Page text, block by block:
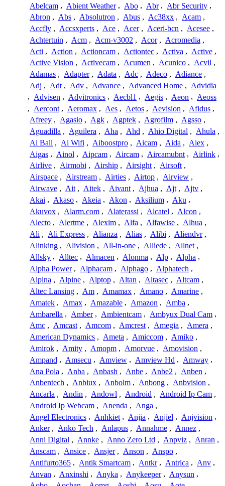
Abelcam , Abient Weather , Abo , Abr , Abr Security ,
Abron , Abs , Absolutron , Abus , Ac38xx , Acam ,
Accfly , Accsxperts , Ace , Acer , Aceri-bcn , Acesee ,
Achtertuin , Acm , Acm-v3002 , Acor , Acromedia ,
Acti , Action , Actioncam , Actiontec , Activa , Active ,
Active Vision , Activecam , Acumen , Acunico , Acvil ,
Adamas , Adapter , Adata , Adc , Adeco , Adiance ,
Adj , Adt , Adv , Advance , Advanced Home , Advidia
, Advisen , Advitronics , Aecbl1 , Aegis , Aeon , Aeoss
, Aercont , Aeromax , Aes , Aetos , Aevision , Afidus ,
Afreey , Agasio , Agk , Agptek , Agrofilm , Agsso ,
Aguadilla , Aguilera , Aha , Ahd , Ahio Digital , Ahula ,
Ai Ball , Ai Wifi , Aiboostpro , Aicam , Aida , Aiex ,
Aigas , Ainol , Aipcam , Aircam , Aircamubnt , Airlink ,
Airlive , Airmobi , Airship , Airsight , Airsoft ,
Airspace , Airstream , Airties , Airtop , Airview ,
Airwave , Ait , Aitek , Aivant , Ajhua , Ajt , Ajtv ,
Akai , Akaso , Akeia , Akon , Aksilium , Aku ,
Akuvox , Alarm.com , Alaterassi , Alcatel , Alcon ,
Alecto , Alertme , Alexim , Alfa , Alfawise , Alhua ,
Ali , Ali Express , Alianza , Alias , Alibi , Aliendvr ,
Alinking , Alivision , All-in-one , Alliede , Allnet ,
Allsky , Alltec , Almacen , Alonma , Alp , Alpha ,
Alpha Power , Alphacam , Alphago , Alphatech ,
Alpina , Alpine , Alptop , Altan , Altasec , Altcam ,
Altec Lansing , Am , Amamax , Amano , Amarine ,
Amatek , Amax , Amazable , Amazon , Amba ,
Ambarella , Amber , Ambientcam , Ambyux Dual Cam ,
Amc , Amcast , Amcom , Amcrest , Amegia , Amera ,
American Dynamics , Ameta , Amiccom , Amiko ,
Amirok , Amity , Amopm , Amorvue , Amovision ,
Ampand , Amsecu , Amview , Amview Hd , Amway ,
Ana Pola , Anba , Anbash , Anbe , Anbe2 , Anben ,
Anbentech , Anbiux , Anbolm , Anbong , Anbvision ,
Ancarla , Andin , Andowl , Android , Android Ip Cam ,
Android Ip Webcam , Anenda , Anga ,
Angel Electronics , Anhkiet , Anjia , Anjiel , Anjvision ,
Anker , Anko Tech , Anlapus , Annahme , Annez ,
Anni Digital , Annke , Anno Zero Ltd , Anpviz , Anran ,
Anscam , Ansice , Ansjer , Anson , Anspo ,
Antifurto365 , Antik Smartcam , Antkr , Antrica , Anv ,
Anvan , Anxinshi , Anyka , Anykeeper , Anysun ,